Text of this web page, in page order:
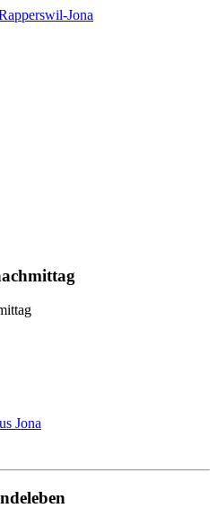
Jona